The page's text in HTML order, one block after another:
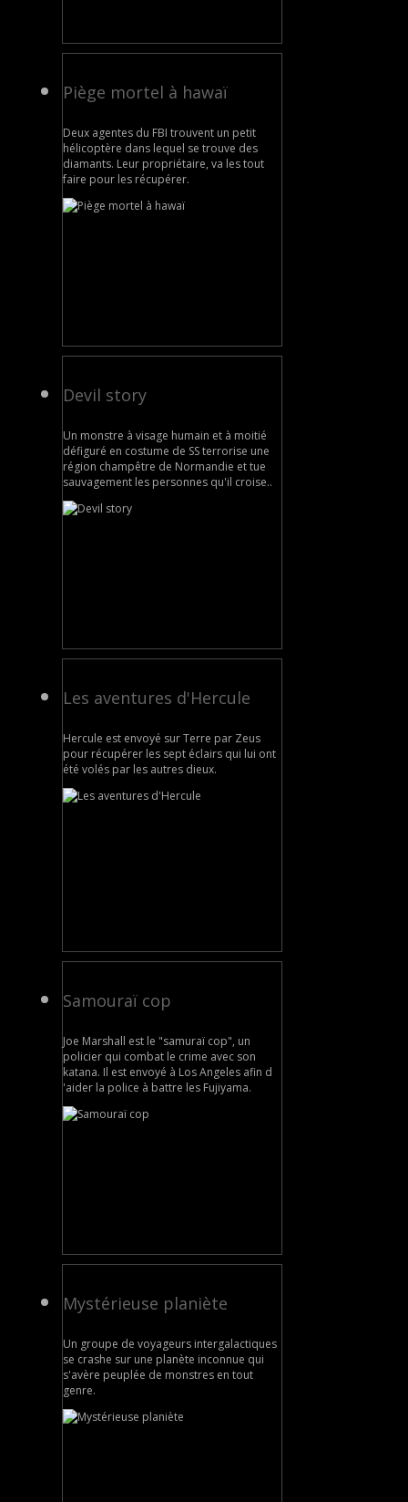
Piège mortel à hawaï
Deux agentes du FBI trouvent un petit
hélicoptère dans lequel se trouve des
diamants. Leur propriétaire, va les tout
faire pour les récupérer.
Devil story
Un monstre à visage humain et à moitié
défiguré en costume de SS terrorise une
région champêtre de Normandie et tue
sauvagement les personnes qu'il croise..
Les aventures d'Hercule
Hercule est envoyé sur Terre par Zeus
pour récupérer les sept éclairs qui lui ont
été volés par les autres dieux.
Samouraï cop
Joe Marshall est le "samuraï cop", un
policier qui combat le crime avec son
katana. Il est envoyé à Los Angeles afin d
'aider la police à battre les Fujiyama.
Mystérieuse planiète
Un groupe de voyageurs intergalactiques
se crashe sur une planète inconnue qui
s'avère peuplée de monstres en tout
genre.